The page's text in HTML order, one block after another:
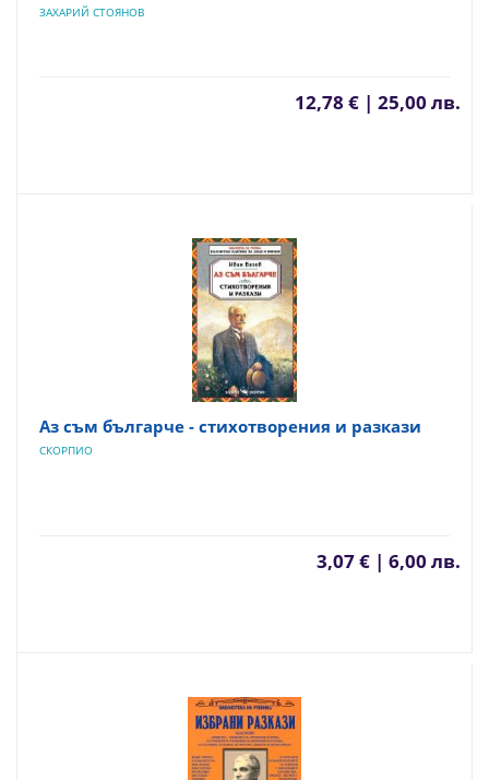
ЗАХАРИЙ СТОЯНОВ
12,78 € | 25,00 лв.
Аз съм българче - стихотворения и разкази
СКОРПИО
3,07 € | 6,00 лв.